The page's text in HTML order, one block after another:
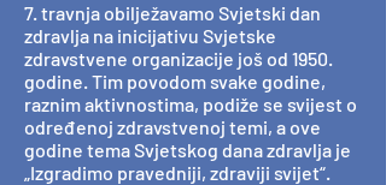
7. travnja obilježavamo Svjetski dan
zdravlja na inicijativu Svjetske
zdravstvene organizacije još od 1950.
godine. Tim povodom svake godine,
raznim aktivnostima, podiže se svijest o
određenoj zdravstvenoj temi, a ove
godine tema Svjetskog dana zdravlja je
„Izgradimo pravedniji, zdraviji svijet“.